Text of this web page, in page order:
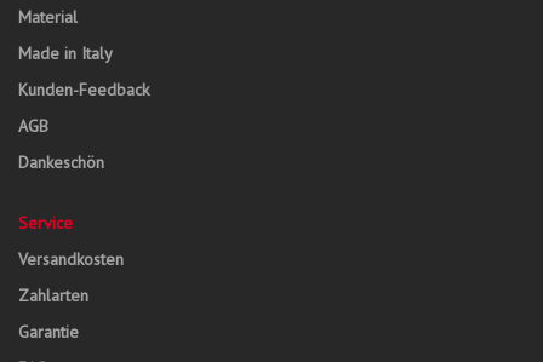
Material
Made in Italy
Kunden-Feedback
AGB
Dankeschön
Service
Versandkosten
Zahlarten
Garantie